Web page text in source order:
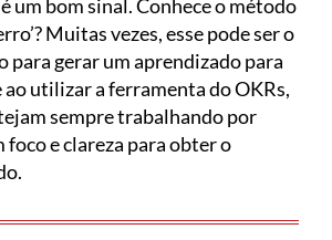
um bom sinal. Conhece o método
Muitas vezes, esse pode ser o
para gerar um aprendizado para
ao utilizar a ferramenta do OKRs,
sempre trabalhando por
foco e clareza para obter o